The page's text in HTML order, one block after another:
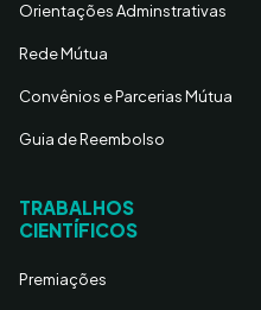
Orientações Adminstrativas
Rede Mútua
Convênios e Parcerias Mútua
Guia de Reembolso
TRABALHOS
CIENTÍFICOS
Premiações